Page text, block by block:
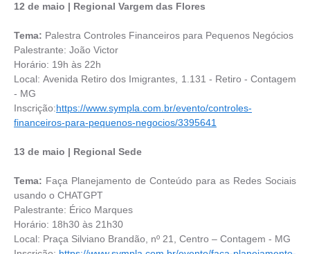
12 de maio | Regional Vargem das Flores
Tema: Palestra Controles Financeiros para Pequenos Negócios
Palestrante: João Victor
Horário: 19h às 22h
Local: Avenida Retiro dos Imigrantes, 1.131 - Retiro - Contagem
- MG
Inscrição:https://www.sympla.com.br/evento/controles-
financeiros-para-pequenos-negocios/3395641
13 de maio | Regional Sede
Tema: Faça Planejamento de Conteúdo para as Redes Sociais
usando o CHATGPT
Palestrante: Érico Marques
Horário: 18h30 às 21h30
Local: Praça Silviano Brandão, nº 21, Centro – Contagem - MG